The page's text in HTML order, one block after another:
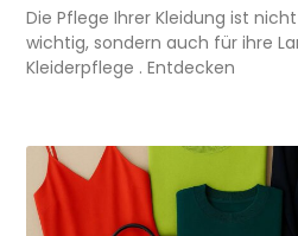
Die Pflege Ihrer Kleidung ist
wichtig, sondern auch für ihre
Kleiderpflege . Entdecken